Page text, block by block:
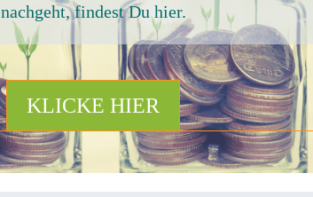
nachgeht, findest Du hier.
KLICKE HIER